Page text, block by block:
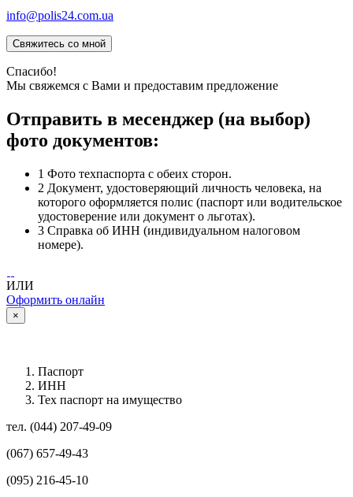
info@polis24.com.ua
Спасибо!
Мы свяжемся с Вами и предоставим предложение
Отправить в месенджер (на выбор)
фото документов:
1 Фото техпаспорта с обеих сторон.
2 Документ, удостоверяющий личность человека, на
которого оформляется полис (паспорт или водительское
удостоверение или документ о льготах).
3 Справка об ИНН (индивидуальном налоговом
номере).
ИЛИ
Оформить онлайн
×
Паспорт
ИНН
Тех паспорт на имущество
тел. (044) 207-49-09
(067) 657-49-43
(095) 216-45-10